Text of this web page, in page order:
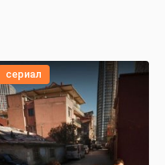
сериал